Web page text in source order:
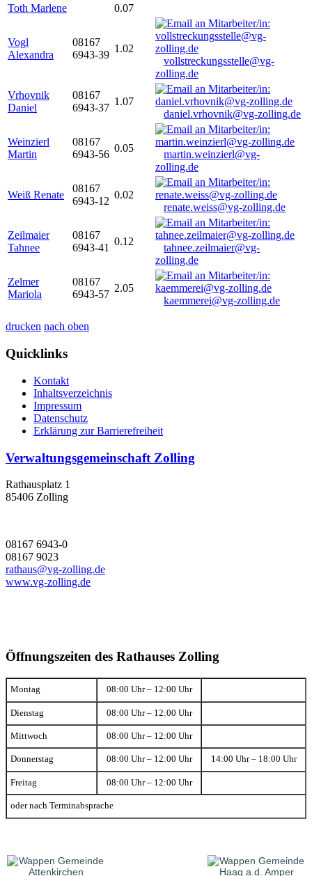
Toth Marlene
0.07
Vogl
Alexandra
08167
6943-39
1.02
vollstreckungsstelle@vg-
zolling.de
Vrhovnik
Daniel
08167
6943-37
1.07
daniel.vrhovnik@vg-zolling.de
Weinzierl
Martin
08167
6943-56
0.05
martin.weinzierl@vg-
zolling.de
Weiß Renate
08167
6943-12
0.02
renate.weiss@vg-zolling.de
Zeilmaier
Tahnee
08167
6943-41
0.12
tahnee.zeilmaier@vg-
zolling.de
Zelmer
Mariola
08167
6943-57
2.05
kaemmerei@vg-zolling.de
drucken nach oben
Quicklinks
Kontakt
Inhaltsverzeichnis
Impressum
Datenschutz
Erklärung zur Barrierefreiheit
Verwaltungsgemeinschaft Zolling
Rathausplatz 1
85406 Zolling
08167 6943-0
08167 9023
rathaus@vg-zolling.de
www.vg-zolling.de
Öffnungszeiten des Rathauses Zolling
Montag 08:00 Uhr – 12:00 Uhr
Dienstag 08:00 Uhr – 12:00 Uhr
Mittwoch 08:00 Uhr – 12:00 Uhr
Donnerstag 08:00 Uhr – 12:00 Uhr 14:00 Uhr – 18:00 Uhr
Freitag 08:00 Uhr – 12:00 Uhr
oder nach Terminabsprache